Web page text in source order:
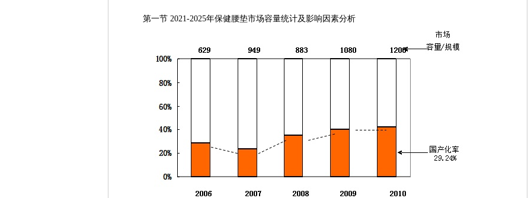
第一节 2021-2025年保健腰垫市场容量统计及影响因素分析